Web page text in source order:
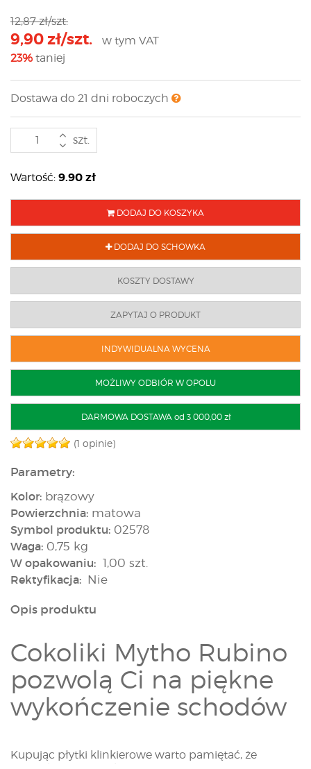
12,87 zł/szt.
9,90 zł/szt.
w tym VAT
23% taniej
Dostawa do 21 dni roboczych
szt.
Wartość: 9.90zł
DODAJ DO KOSZYKA
DODAJ DO SCHOWKA
KOSZTY DOSTAWY
ZAPYTAJ O PRODUKT
INDYWIDUALNA WYCENA
MOŻLIWY ODBIÓR W OPOLU
DARMOWA DOSTAWA od 3 000,00 zł
(1 opinie)
Parametry:
Kolor: brązowy
Powierzchnia: matowa
Symbol produktu: 02578
Waga: 0,75 kg
W opakowaniu: 1,00 szt.
Rektyfikacja: Nie
Opis produktu
Cokoliki Mytho Rubino
pozwolą Ci na piękne
wykończenie schodów
Kupując płytki klinkierowe warto pamiętać, że